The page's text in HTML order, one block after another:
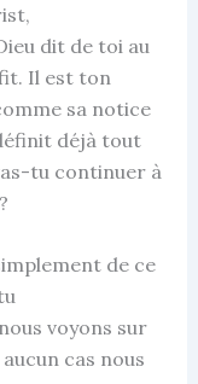
dit de toi au
Il est ton
sa notice
déjà tout
tu continuer à
de ce
voyons sur
cas nous